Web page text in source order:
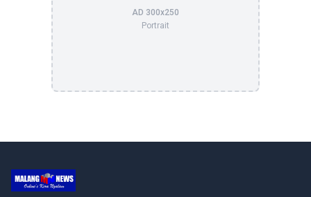
AD 300x250
Portrait